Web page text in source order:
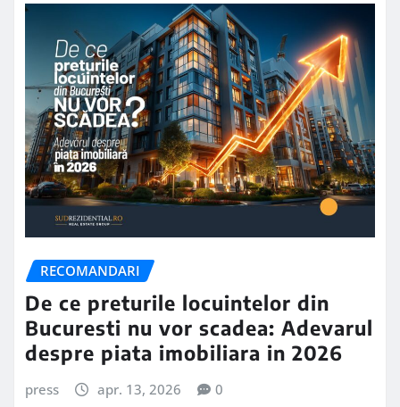
RECOMANDARI
De ce preturile locuintelor din
Bucuresti nu vor scadea: Adevarul
despre piata imobiliara in 2026
press apr. 13, 2026 0